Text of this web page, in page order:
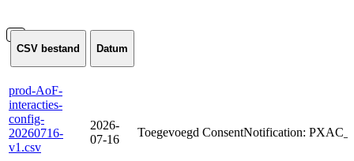
CSV bestand Datum
prod-AoF-
interacties-
config-
20260716-
v1.csv
2026-
07-16
Toegevoegd ConsentNotification: